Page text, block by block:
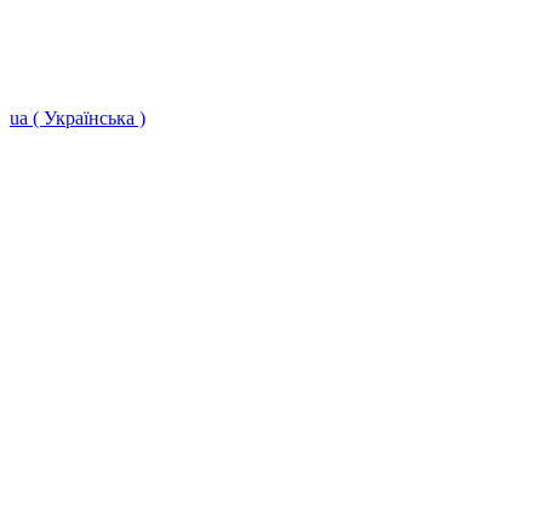
ua ( Українська )